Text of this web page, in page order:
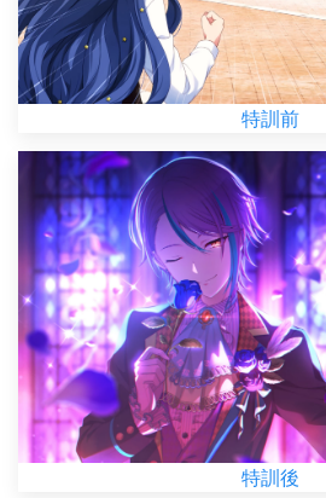
特訓前
特訓後